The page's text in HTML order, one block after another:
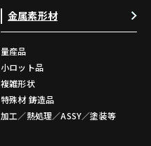
金属素形材
量産品
小ロット品
複雑形状
特殊材 鋳造品
加工／熱処理／ASSY／塗装等